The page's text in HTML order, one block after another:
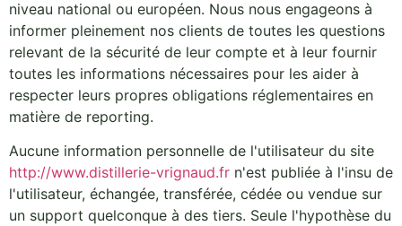
niveau national ou européen. Nous nous engageons à
informer pleinement nos clients de toutes les questions
relevant de la sécurité de leur compte et à leur fournir
toutes les informations nécessaires pour les aider à
respecter leurs propres obligations réglementaires en
matière de reporting.
Aucune information personnelle de l'utilisateur du site
http://www.distillerie-vrignaud.fr n'est publiée à l'insu de
l'utilisateur, échangée, transférée, cédée ou vendue sur
un support quelconque à des tiers. Seule l'hypothèse du